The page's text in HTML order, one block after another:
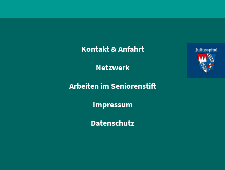
Kontakt & Anfahrt
Netzwerk
Arbeiten im Seniorenstift
Impressum
Datenschutz